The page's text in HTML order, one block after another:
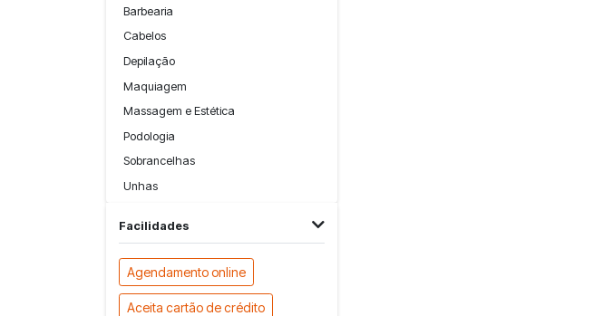
Barbearia
Cabelos
Depilação
Maquiagem
Massagem e Estética
Podologia
Sobrancelhas
Unhas
Facilidades
Agendamento online
Aceita cartão de crédito